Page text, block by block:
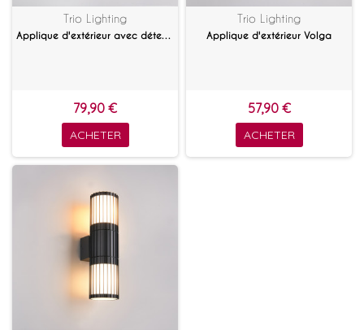
Trio Lighting
Applique d'extérieur avec détecteur Volga
79,90 €
ACHETER
Trio Lighting
Applique d'extérieur Volga
57,90 €
ACHETER